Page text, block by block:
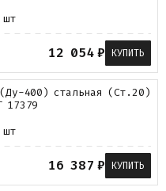
шт
12 054₽ КУПИТЬ
шт
(Ду-400) стальная (Ст.20)
17379
16 387 ₽ КУПИТЬ